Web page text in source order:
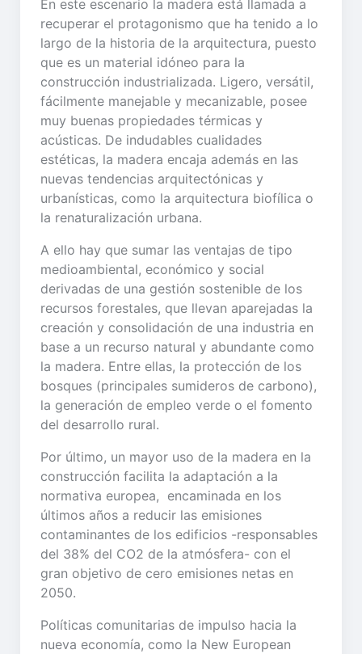
En este escenario la madera está llamada a
recuperar el protagonismo que ha tenido a lo
largo de la historia de la arquitectura, puesto
que es un material idóneo para la
construcción industrializada. Ligero, versátil,
fácilmente manejable y mecanizable, posee
muy buenas propiedades térmicas y
acústicas. De indudables cualidades
estéticas, la madera encaja además en las
nuevas tendencias arquitectónicas y
urbanísticas, como la arquitectura biofílica o
la renaturalización urbana.
A ello hay que sumar las ventajas de tipo
medioambiental, económico y social
derivadas de una gestión sostenible de los
recursos forestales, que llevan aparejadas la
creación y consolidación de una industria en
base a un recurso natural y abundante como
la madera. Entre ellas, la protección de los
bosques (principales sumideros de carbono),
la generación de empleo verde o el fomento
del desarrollo rural.
Por último, un mayor uso de la madera en la
construcción facilita la adaptación a la
normativa europea, encaminada en los
últimos años a reducir las emisiones
contaminantes de los edificios -responsables
del 38% del CO2 de la atmósfera- con el
gran objetivo de cero emisiones netas en
2050.
Políticas comunitarias de impulso hacia la
nueva economía, como la New European